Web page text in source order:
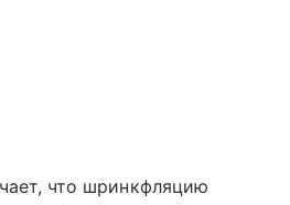
что шринкфляцию